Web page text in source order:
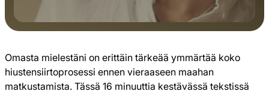
Omasta mielestäni on erittäin tärkeää ymmärtää koko
hiustensiirtoprosessi ennen vieraaseen maahan
matkustamista. Tässä 16 minuuttia kestävässä tekstissä